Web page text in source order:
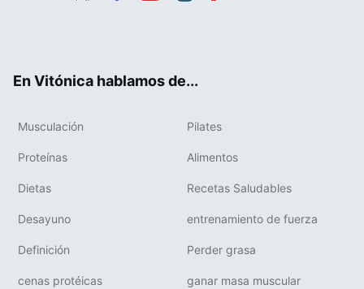
En Vitónica hablamos de...
Musculación Pilates
Proteínas Alimentos
Dietas Recetas Saludables
Desayuno entrenamiento de fuerza
Definición Perder grasa
cenas protéicas ganar masa muscular